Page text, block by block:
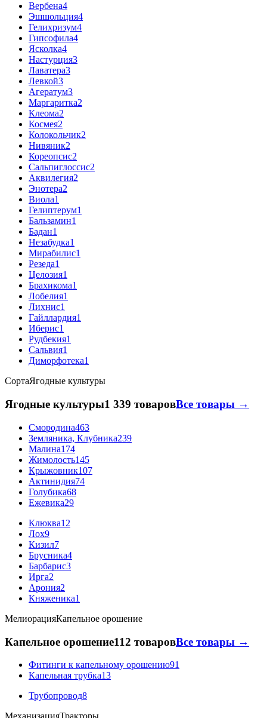
Вербена4
Эшшольция4
Гелихризум4
Гипсофила4
Ясколка4
Настурция3
Лаватера3
Левкой3
Агератум3
Маргаритка2
Клеома2
Космея2
Колокольчик2
Нивяник2
Кореопсис2
Сальпиглоссис2
Аквилегия2
Энотера2
Виола1
Гелиптерум1
Бальзамин1
Бадан1
Незабудка1
Мирабилис1
Резеда1
Целозия1
Брахикома1
Лобелия1
Лихнис1
Гайллардия1
Иберис1
Рудбекия1
Сальвия1
Диморфотека1
СортаЯгодные культуры
Ягодные культуры1 339 товаровВсе товары →
Смородина463
Земляника, Клубника239
Малина174
Жимолость145
Крыжовник107
Актинидия74
Голубика68
Ежевика29
Клюква12
Лох9
Кизил7
Брусника4
Барбарис3
Ирга2
Арония2
Княженика1
МелиорацияКапельное орошение
Капельное орошение112 товаровВсе товары →
Фитинги к капельному орошению91
Капельная трубка13
Трубопровод8